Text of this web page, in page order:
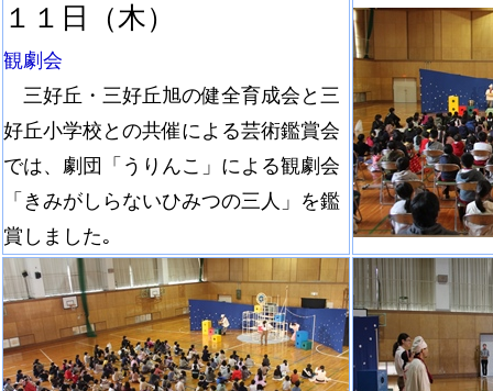
１１日（木）
観劇会
三好丘・三好丘旭の健全育成会と三
好丘小学校との共催による芸術鑑賞会
では、劇団「うりんこ」による観劇会
「きみがしらないひみつの三人」を鑑
賞しました｡